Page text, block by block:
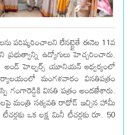
పరిష్కరించాలని లేనట్టైతే ఈనెల 11వ
ఉద్యోగులు హెచ్చరించారు.
హెల్పర్స్ యూనియన్ ఆధ్వర్యంలో
మంగళవారం వినతిపత్రం
గంగారెడ్డికి వినతి పత్రం అందజేశారు.
మంత్రి సత్యవతి రాథోడ్ ఇచ్చిన హామీ
ఒక లక్ష మినీ టీచర్లకు రూ. 50